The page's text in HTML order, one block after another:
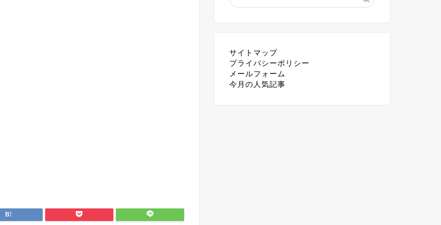
サイトマップ
プライバシーポリシー
メールフォーム
今月の人気記事